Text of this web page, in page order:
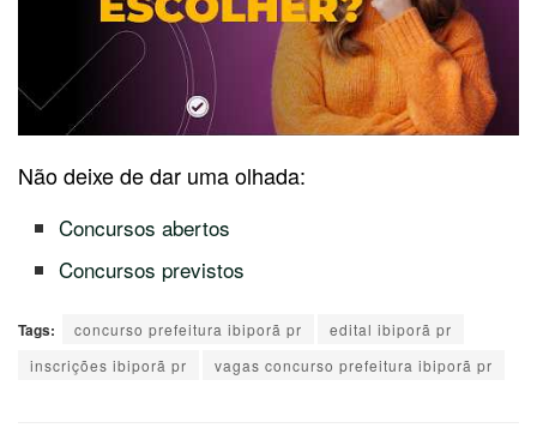
Não deixe de dar uma olhada:
Concursos abertos
Concursos previstos
Tags: concurso prefeitura ibiporã pr
edital ibiporã pr
inscrições ibiporã pr
vagas concurso prefeitura ibiporã pr